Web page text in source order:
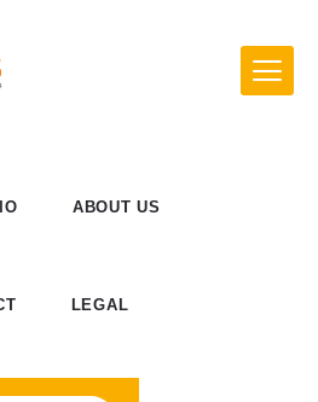
ABOUT US
LEGAL